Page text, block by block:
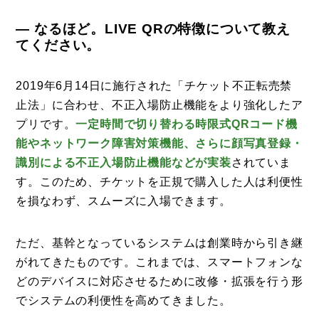
— なるほど。LIVE QRの特徴について教え
てください。
2019年6月14日に施行された「チケット不正転売禁
止法」に合わせ、不正入場防止機能をより強化したア
プリです。一定時間で切り替わる時限式QRコード機
能やネットワーク障害対策機能、さらに顔写真登録・
識別による不正入場防止機能などが実装されていま
す。このため、チケットを正規で購入した人は利便性
を損なわず、スムーズに入場できます。
ただ、基幹となっているシステムは創業時から引き継
がれてきたものです。これまでは、スマートフォンな
どのデバイスに対応させるために改修・拡張を行う形
でシステムの利便性を高めてきました。